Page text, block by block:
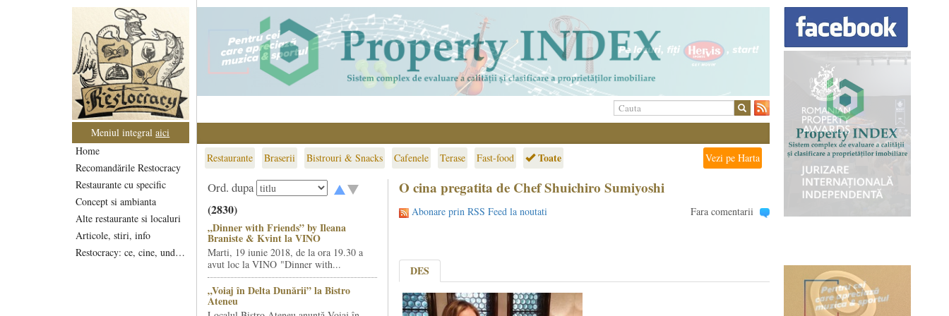
Meniul integralaici
Home
Recomandările Restocracy
Restaurante cu specific
Concept si ambianta
Alte restaurante si localuri
Articole, stiri, info
Restocracy: ce, cine, unde...
Restaurante Braserii Bistrouri & Snacks Cafenele Terase Fast-food Toate Vezi pe Harta
Ord. dupa
(2830)
„Dinner with Friends” by Ileana
Braniste & Kvint la VINO
Marti, 19 iunie 2018, de la ora 19.30 a
avut loc la VINO "Dinner with...
„Voiaj în Delta Dunării” la Bistro
Ateneu
O cina pregatita de Chef Shuichiro Sumiyoshi
Abonare prin RSS Feed la noutati Fara comentarii
DES